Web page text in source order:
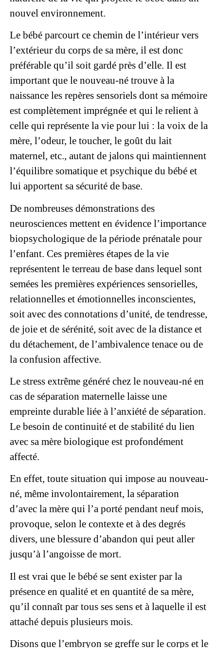
nouvel environnement.
Le bébé parcourt ce chemin de l’intérieur vers
l’extérieur du corps de sa mère, il est donc
préférable qu’il soit gardé près d’elle. Il est
important que le nouveau-né trouve à la
naissance les repères sensoriels dont sa mémoire
est complètement imprégnée et qui le relient à
celle qui représente la vie pour lui : la voix de la
mère, l’odeur, le toucher, le goût du lait
maternel, etc., autant de jalons qui maintiennent
l’équilibre somatique et psychique du bébé et
lui apportent sa sécurité de base.
De nombreuses démonstrations des
neurosciences mettent en évidence l’importance
biopsychologique de la période prénatale pour
l’enfant. Ces premières étapes de la vie
représentent le terreau de base dans lequel sont
semées les premières expériences sensorielles,
relationnelles et émotionnelles inconscientes,
soit avec des connotations d’unité, de tendresse,
de joie et de sérénité, soit avec de la distance et
du détachement, de l’ambivalence tenace ou de
la confusion affective.
Le stress extrême généré chez le nouveau-né en
cas de séparation maternelle laisse une
empreinte durable liée à l’anxiété de séparation.
Le besoin de continuité et de stabilité du lien
avec sa mère biologique est profondément
affecté.
En effet, toute situation qui impose au nouveau-
né, même involontairement, la séparation
d’avec la mère qui l’a porté pendant neuf mois,
provoque, selon le contexte et à des degrés
divers, une blessure d’abandon qui peut aller
jusqu’à l’angoisse de mort.
Il est vrai que le bébé se sent exister par la
présence en qualité et en quantité de sa mère,
qu’il connaît par tous ses sens et à laquelle il est
attaché depuis plusieurs mois.
Disons que l’embryon se greffe sur le corps et le